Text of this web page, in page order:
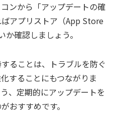
ンから「アップデートの確
アプリストア（App Store
確認しましょう。
ることは、トラブルを防ぐ
することにもつながりま
、定期的にアップデートを
おすすめです。